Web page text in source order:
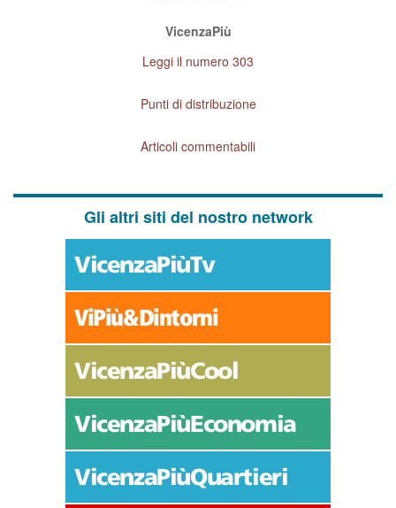
VicenzaPiù
Leggi il numero 303
Punti di distribuzione
Articoli commentabili
Gli altri siti del nostro network